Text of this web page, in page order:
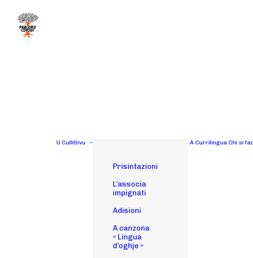
U Cullittivu
Prisintazioni
L’associa
impignati
Adisioni
A canzona
« Lingua
d’oghje »
A Currilingua Chì si